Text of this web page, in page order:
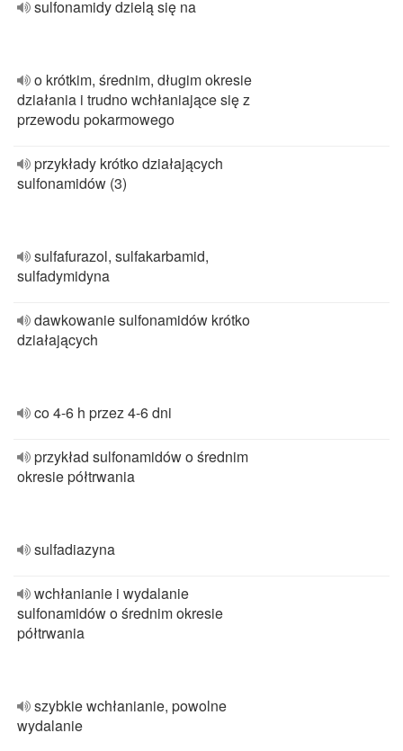
sulfonamidy dzielą się na
o krótkim, średnim, długim okresie
działania i trudno wchłaniające się z
przewodu pokarmowego
przykłady krótko działających
sulfonamidów (3)
sulfafurazol, sulfakarbamid,
sulfadymidyna
dawkowanie sulfonamidów krótko
działających
co 4-6 h przez 4-6 dni
przykład sulfonamidów o średnim
okresie półtrwania
sulfadiazyna
wchłanianie i wydalanie
sulfonamidów o średnim okresie
półtrwania
szybkie wchłanianie, powolne
wydalanie